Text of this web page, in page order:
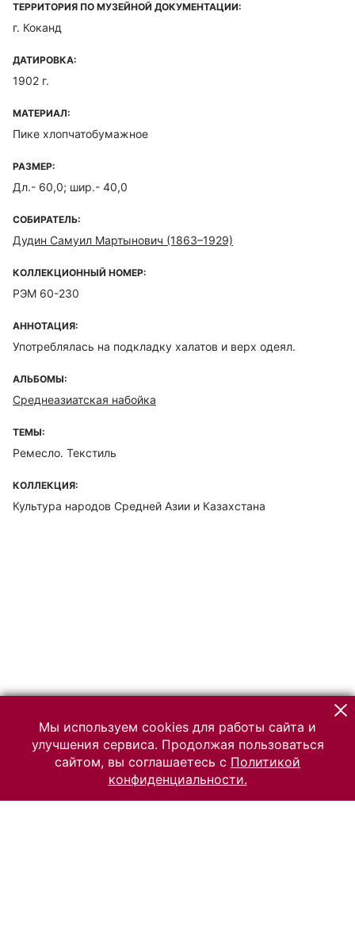
ТЕРРИТОРИЯ ПО МУЗЕЙНОЙ ДОКУМЕНТАЦИИ:
г. Коканд
ДАТИРОВКА:
1902 г.
МАТЕРИАЛ:
Пике хлопчатобумажное
РАЗМЕР:
Дл.- 60,0; шир.- 40,0
СОБИРАТЕЛЬ:
Дудин Самуил Мартынович (1863–1929)
КОЛЛЕКЦИОННЫЙ НОМЕР:
РЭМ 60-230
АННОТАЦИЯ:
Употреблялась на подкладку халатов и верх одеял.
АЛЬБОМЫ:
Среднеазиатская набойка
ТЕМЫ:
Ремесло. Текстиль
КОЛЛЕКЦИЯ:
Культура народов Средней Азии и Казахстана
Мы используем cookies для работы сайта и
улучшения сервиса. Продолжая пользоваться
сайтом, вы соглашаетесь с Политикой
конфиденциальности.